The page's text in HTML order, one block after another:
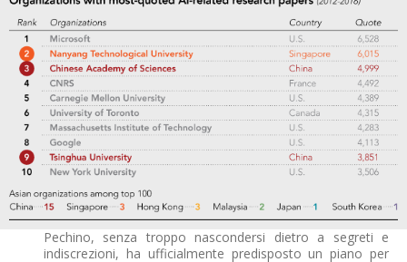
Pechino, senza troppo nascondersi dietro a segreti e
indiscrezioni, ha ufficialmente predisposto un piano per